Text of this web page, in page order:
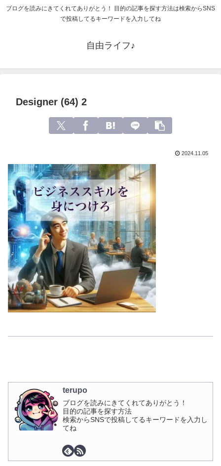
ブログを読みにきてくれてありがとう！ 目的の記事を探す方法は検索からSNS
で投稿してるキーワードを入力してね
自由ライフ♪
Designer (64) 2
2024.11.05
terupo
ブログを読みにきてくれてありがとう！
目的の記事を探す方法
検索からSNSで投稿してるキーワードを入力し
てね